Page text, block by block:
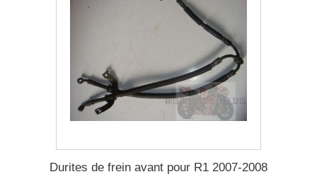
Durites de frein avant pour R1 2007-2008